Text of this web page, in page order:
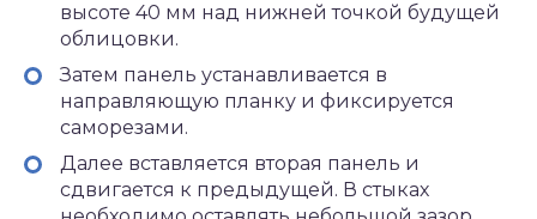
высоте 40 мм над нижней точкой будущей
облицовки.
Затем панель устанавливается в
направляющую планку и фиксируется
саморезами.
Далее вставляется вторая панель и
сдвигается к предыдущей. В стыках